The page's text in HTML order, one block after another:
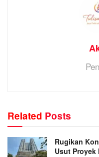
Related Posts
Rugikan
Usut Proyek